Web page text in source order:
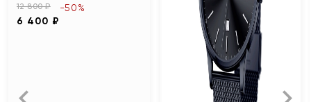
12 800 ₽
6 400 ₽
-50%